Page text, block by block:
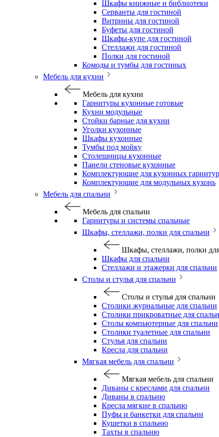
Шкафы книжные и библиотеки
Серванты для гостиной
Витрины для гостиной
Буфеты для гостиной
Шкафы-купе для гостиной
Стеллажи для гостиной
Полки для гостиной
Комоды и тумбы для гостиных
Мебель для кухни
Мебель для кухни
Гарнитуры кухонные готовые
Кухни модульные
Стойки барные для кухни
Уголки кухонные
Шкафы кухонные
Тумбы под мойку
Столешницы кухонные
Панели стеновые кухонные
Комплектующие для кухонных
Комплектующие для модульных кухонь
Мебель для спальни
Мебель для спальни
Гарнитуры и системы спальные
Шкафы, стеллажи, полки для спальни
Шкафы, стеллажи, полки
Шкафы для спальни
Стеллажи и этажерки для спальни
Столы и стулья для спальни
Столы и стулья для спальни
Столики журнальные для спальни
Столики прикроватные для
Столы компьютерные для спальни
Столики туалетные для спальни
Стулья для спальни
Кресла для спальни
Мягкая мебель для спальни
Мягкая мебель для спальни
Диваны с креслами для спальни
Диваны в спальню
Кресла мягкие в спальню
Пуфы и банкетки для спальни
Кушетки в спальню
Тахты в спальню